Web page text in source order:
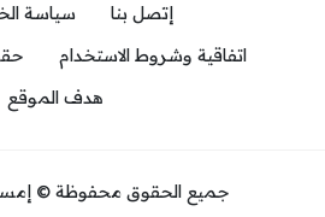
إتصل بنا
سياسة
اتفاقية وشروط الاستخدام
هدف الموقع
جميع الحقوق محفوظة © إمسك